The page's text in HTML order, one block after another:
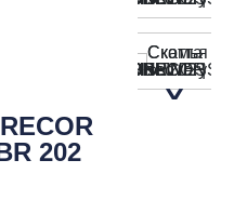
202